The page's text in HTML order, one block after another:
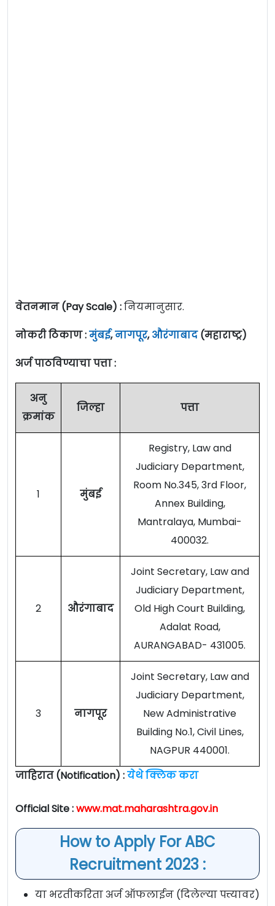
वेतनमान (Pay Scale) :नियमानुसार.
नोकरी ठिकाण :मुंबई,नागपूर,औरंगाबाद(महाराष्ट्र)
अर्ज पाठविण्याचा पत्ता :
अनु
क्रमांक
जिल्हा पत्ता
1 मुंबई
Registry, Law and
Judiciary Department,
Room No.345, 3rd Floor,
Annex Building,
Mantralaya, Mumbai-
400032.
2 औरंगाबाद
Joint Secretary, Law and
Judiciary Department,
Old High Court Building,
Adalat Road,
AURANGABAD- 431005.
3 नागपूर
Joint Secretary, Law and
Judiciary Department,
New Administrative
Building No.1, Civil Lines,
NAGPUR 440001.
जाहिरात (Notification) :येथे क्लिक करा
Official Site :www.mat.maharashtra.gov.in
How to Apply For ABC
Recruitment 2023 :
या भरतीकरिता अर्ज ऑफलाईन (दिलेल्या पत्त्यावर)